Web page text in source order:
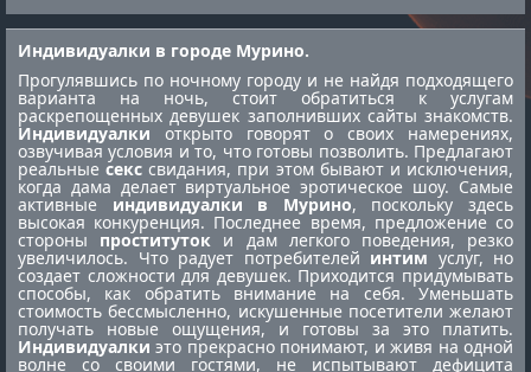
Индивидуалки в городе Мурино.
Прогулявшись по ночному городу и не найдя подходящего
варианта на ночь, стоит обратиться к услугам
раскрепощенных девушек заполнивших сайты знакомств.
Индивидуалки открыто говорят о своих намерениях,
озвучивая условия и то, что готовы позволить. Предлагают
реальныесекс свидания, при этом бывают и исключения,
когда дама делает виртуальное эротическое шоу. Самые
активные индивидуалки в Мурино, поскольку здесь
высокая конкуренция. Последнее время, предложение со
стороны проституток и дам легкого поведения, резко
увеличилось. Что радует потребителей интим услуг, но
создает сложности для девушек. Приходится придумывать
способы, как обратить внимание на себя. Уменьшать
стоимость бессмысленно, искушенные посетители желают
получать новые ощущения, и готовы за это платить.
Индивидуалки это прекрасно понимают, и живя на одной
волне со своими гостями, не испытывают дефицита